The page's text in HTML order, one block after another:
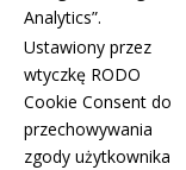
Analytics”.
Ustawiony przez
wtyczkę RODO
Cookie Consent do
przechowywania
zgody użytkownika